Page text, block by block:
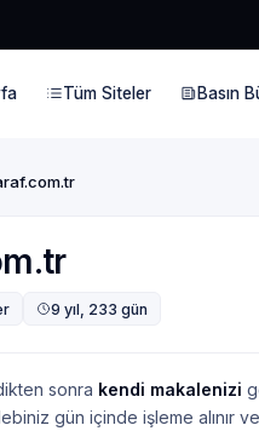
Tüm Siteler Basın
9 yıl, 233 gün
sonra kendi makalenizi
gün içinde işleme alınır